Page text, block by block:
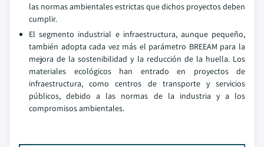
las normas ambientales estrictas que dichos proyectos deben
cumplir.
El segmento industrial e infraestructura, aunque pequeño,
también adopta cada vez más el parámetro BREEAM para la
mejora de la sostenibilidad y la reducción de la huella. Los
materiales ecológicos han entrado en proyectos de
infraestructura, como centros de transporte y servicios
públicos, debido a las normas de la industria y a los
compromisos ambientales.